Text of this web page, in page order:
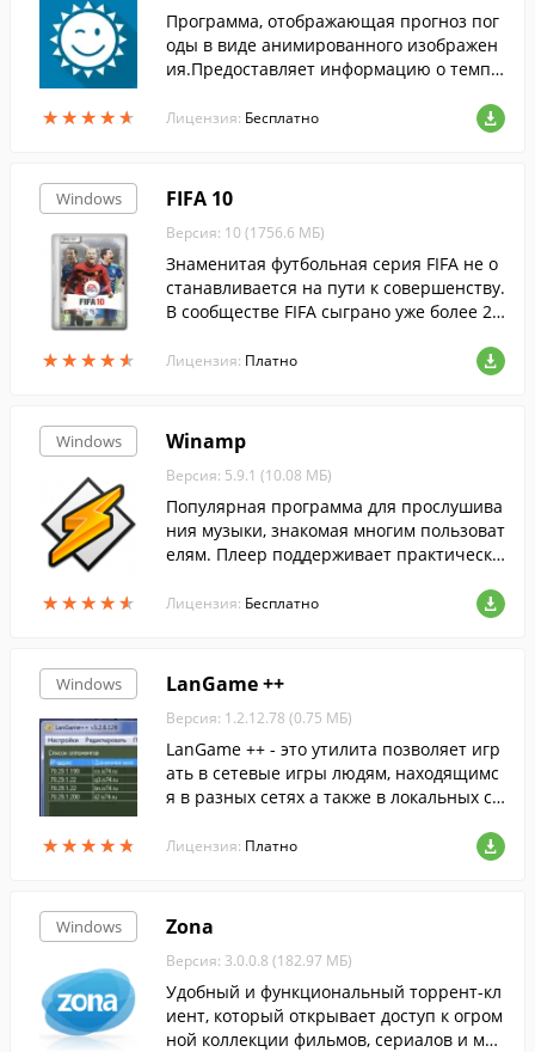
★★★★★
★★★★★
Программа, отображающая прогноз пог
оды в виде анимированного изображен
ия.Предоставляет информацию о темпе
и ветра, облачности и пр.
Лицензия: Бесплатно
Windows
★★★★★
★★★★★
FIFA 10
Версия: 10 (1756.6 МБ)
Знаменитая футбольная серия FIFA не о
станавливается на пути к совершенству.
В сообществе FIFA сыграно уже более 25
дании FIFA 10 мнение поклонников по м
ножеству вопросов было учтено. Новый
шего имитатора футбола, задающего но
вые стандарты реалистичности в жанр
е.
Лицензия: Платно
Windows
★★★★★
★★★★★
Winamp
Версия: 5.9.1 (10.08 МБ)
Популярная программа для прослушива
ния музыки, знакомая многим пользоват
елям. Плеер поддерживает практически
также понимает видеоформаты.
Лицензия: Бесплатно
Windows
★★★★★
★★★★★
LanGame ++
Версия: 1.2.12.78 (0.75 МБ)
LanGame ++ - это утилита позволяет игр
ать в сетевые игры людям, находящимс
я в разных сетях а также в локальных се
жность в самой игре отсутствует. LanGa
me ++ не требует соединения с Интерне
Лицензия: Платно
Windows Zona
Версия: 3.0.0.8 (182.97 МБ)
Удобный и функциональный торрент-кл
иент, который открывает доступ к огром
ной коллекции фильмов, сериалов и муз